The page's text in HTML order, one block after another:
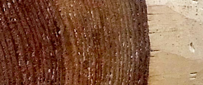
プ
ＯＬＬＥ
ＧＥ